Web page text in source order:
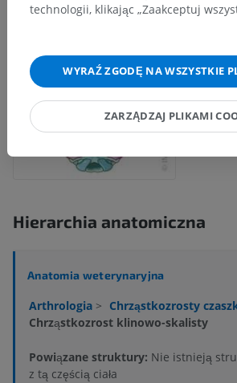
Hierarchia anatomiczna
Anatomia weterynaryjna
Arthrologia > Chrząstkozrosty
Chrząstkozrost klinowo-skalisty
Powiązane struktury: Nie istnieją
z tą częścią ciała
technologii, klikając „Zaakceptuj
WYRAŹ ZGODĘ NA WSZYSTKIE
ZARZĄDZAJ PLIKAMI